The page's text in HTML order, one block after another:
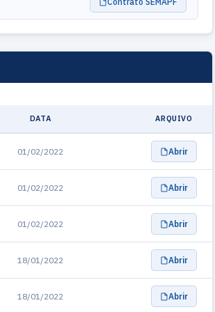
DATA ARQUIVO
01/02/2022 Abrir
01/02/2022 Abrir
01/02/2022 Abrir
18/01/2022 Abrir
18/01/2022 Abrir